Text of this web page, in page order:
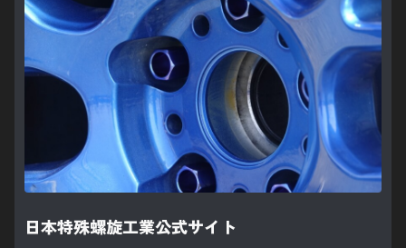
日本特殊螺旋工業公式サイト